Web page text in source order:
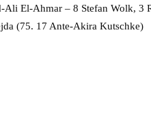
El-Ahmar – 8 Stefan Wolk, 3
(75. 17 Ante-Akira Kutschke)